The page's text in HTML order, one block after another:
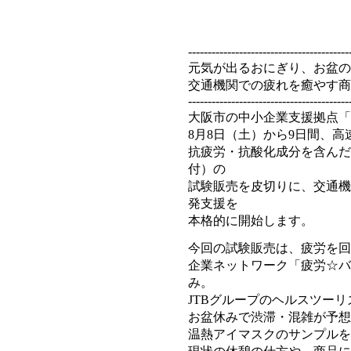
元気が出るおにぎり、お盆
交通機関での疲れを癒やす
大阪市の中小企業支援拠点
8月8日（土）から9日間、
抗疲労・抗酸化成分を含ん
付）の
試験販売を皮切りに、交通
発支援を
本格的に開始します。
今回の試験販売は、疲労を
企業ネットワーク「疲労☆
み。
JTBグループのヘルスツー
お盆休みで渋滞・混雑が予
温熱アイマスクのサンプル